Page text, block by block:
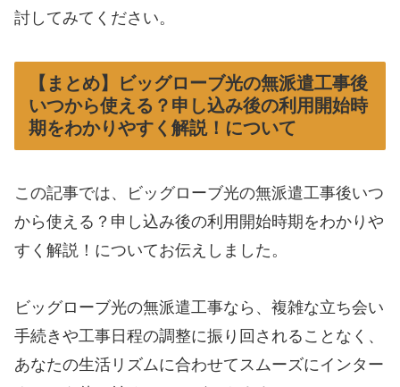
討してみてください。
【まとめ】ビッグローブ光の無派遣工事後
いつから使える？申し込み後の利用開始時
期をわかりやすく解説！について
この記事では、ビッグローブ光の無派遣工事後いつ
から使える？申し込み後の利用開始時期をわかりや
すく解説！についてお伝えしました。
ビッグローブ光の無派遣工事なら、複雑な立ち会い
手続きや工事日程の調整に振り回されることなく、
あなたの生活リズムに合わせてスムーズにインター